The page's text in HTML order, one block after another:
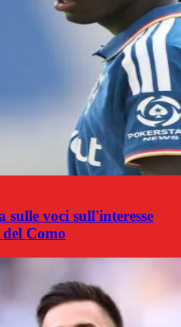
sulle voci sull'interesse
Como